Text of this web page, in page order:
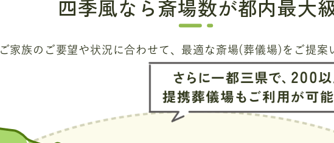
四季風なら斎場数が都内最大
ご家族のご要望や状況に合わせて、 最適な斎場(葬儀場)をご提案